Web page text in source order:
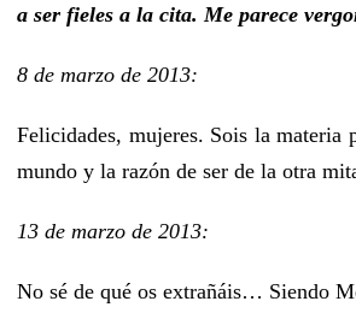
a ser fieles a la cita. Me parece
8 de marzo de 2013:
Felicidades, mujeres. Sois la materia
mundo y la razón de ser de la otra
13 de marzo de 2013:
No sé de qué os extrañáis… Siendo